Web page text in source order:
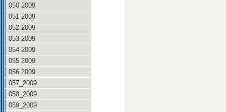
050 2009
051 2009
052 2009
053 2009
054 2009
055 2009
056 2009
057_2009
058_2009
059_2009